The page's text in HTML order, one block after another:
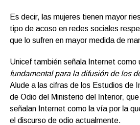
Es decir, las mujeres tienen mayor
tipo de acoso en redes sociales
que lo sufren en mayor medida de
Unicef también señala Internet como
fundamental para la difusión de los
Alude a las cifras de los Estudios de
de Odio del Ministerio del Interior, que
señalan Internet como la vía por la
el discurso de odio actualmente.